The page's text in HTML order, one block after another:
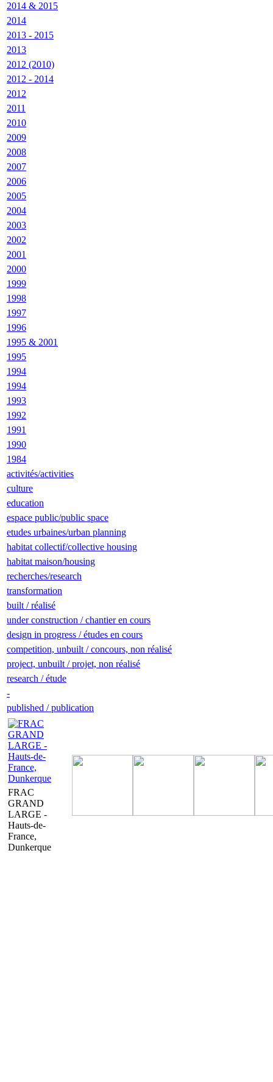
2014 & 2015
2014
2013 - 2015
2013
2012 (2010)
2012 - 2014
2012
2011
2010
2009
2008
2007
2006
2005
2004
2003
2002
2001
2000
1999
1998
1997
1996
1995 & 2001
1995
1994
1994
1993
1992
1991
1990
1984
activités/activities
culture
education
espace public/public space
etudes urbaines/urban planning
habitat collectif/collective housing
habitat maison/housing
recherches/research
transformation
built / réalisé
under construction / chantier en cours
design in progress / études en cours
competition, unbuilt / concours, non réalisé
project, unbuilt / projet, non réalisé
research / étude
-
published / publication
FRAC
GRAND
LARGE -
Hauts-de-
France,
Dunkerque